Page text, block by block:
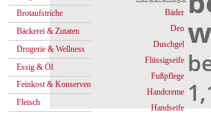
Brotaufstriche
Bäckerei & Zutaten
Drogerie & Wellness
Essig & Öl
Feinkost & Konserven
Fleisch
Bäder
Deo
Duschgel
Flüssigseife
Fußpflege
Handcreme
Handseife